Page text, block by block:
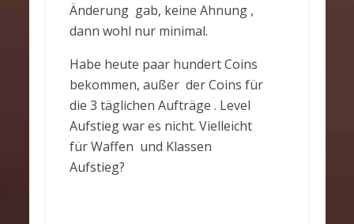
Änderung gab, keine Ahnung ,
dann wohl nur minimal.
Habe heute paar hundert Coins
bekommen, außer der Coins für
die 3 täglichen Aufträge . Level
Aufstieg war es nicht. Vielleicht
für Waffen und Klassen
Aufstieg?